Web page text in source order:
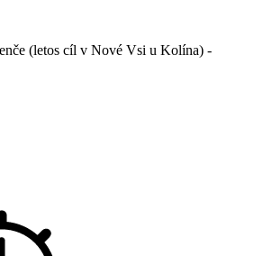
(letos cíl v Nové Vsi u Kolína) -